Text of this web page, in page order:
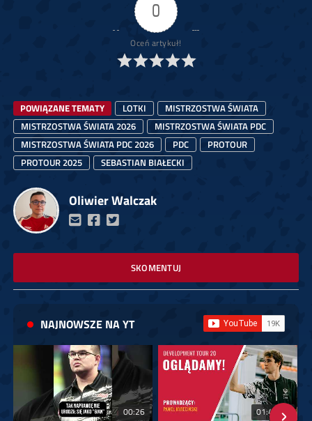
0
Oceń artykuł!
POWIĄZANE TEMATY LOTKI
MISTRZOSTWA ŚWIATA
MISTRZOSTWA ŚWIATA 2026
MISTRZOSTWA ŚWIATA PDC
MISTRZOSTWA ŚWIATA PDC 2026
PDC
PROTOUR
PROTOUR 2025
SEBASTIAN BIAŁECKI
Oliwier Walczak
SKOMENTUJ
NAJNOWSZE NA YT
00:26 01:40:24